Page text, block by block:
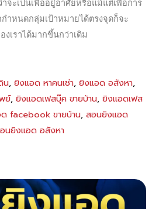
จะเป็นเพื่ออยู่อาศัยหรือแม้แต่เพื่อการ
ำหนดกลุ่มเป้าหมายได้ตรงจุดก็จะ
เราได้มากขึ้นกว่าเดิม
น, ยิงแอด หาคนเช่า, ยิงแอด อสังหา,
ย์, ยิงแอดเฟสบุ๊ค ขายบ้าน, ยิงแอดเฟส
facebook ขายบ้าน, สอนยิงแอด
นยิงแอด อสังหา